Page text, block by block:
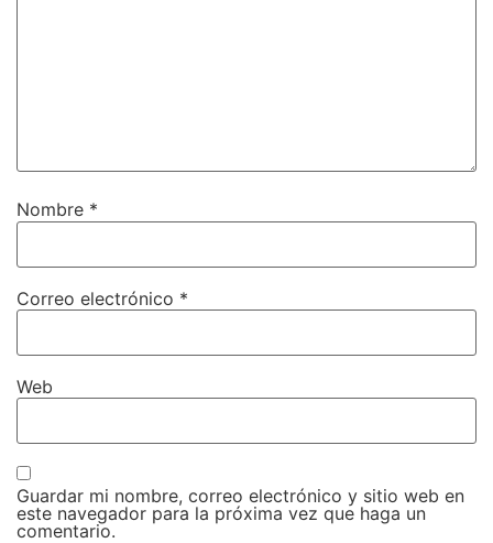
Nombre *
Correo electrónico *
Web
Guardar mi nombre, correo electrónico y sitio web en
este navegador para la próxima vez que haga un
comentario.